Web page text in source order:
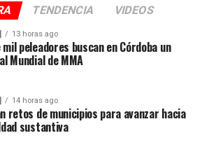
TENDENCIA VIDEOS
13 horas ago
mil peleadores buscan en Córdoba un
Mundial de MMA
14 horas ago
retos de municipios para avanzar hacia
sustantiva